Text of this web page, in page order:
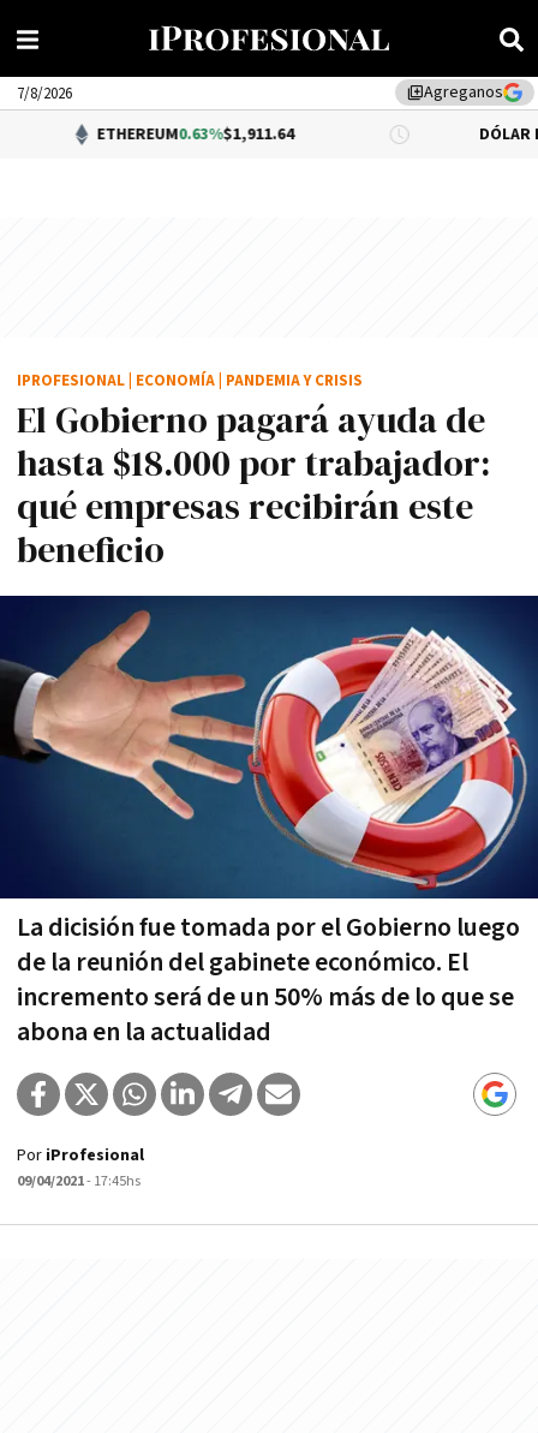
library_addAgreganos
7/8/2026
ETHEREUM0.63%$1,911.64 DÓLAR BNA
El Gobierno pagará ayuda de
hasta $18.000 por trabajador:
qué empresas recibirán este
beneficio
La dicisión fue tomada por el Gobierno luego
de la reunión del gabinete económico. El
incremento será de un 50% más de lo que se
abona en la actualidad
IPROFESIONAL ECONOMÍA PANDEMIA Y CRISIS
Por iProfesional
09/04/2021- 17:45hs